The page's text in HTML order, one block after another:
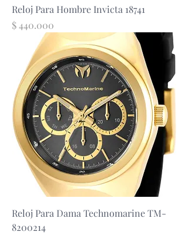
Reloj Para Hombre Invicta 18741
Precio
$ 440.000
Reloj Para Dama Technomarine TM-
8200214